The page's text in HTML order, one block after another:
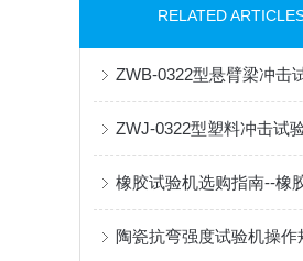
RELATED
陶瓷抗弯强度试验机操作